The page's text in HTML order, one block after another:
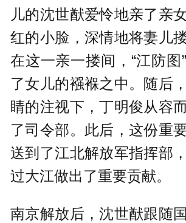
儿的沈世猷爱怜地亲了亲
红的小脸，深情地将妻儿
在这一亲一搂间，“江防图
了女儿的襁褓之中。随后
睛的注视下，丁明俊从容
了司令部。此后，这份重
送到了江北解放军指挥部
过大江做出了重要贡献。
南京解放后，沈世猷跟随